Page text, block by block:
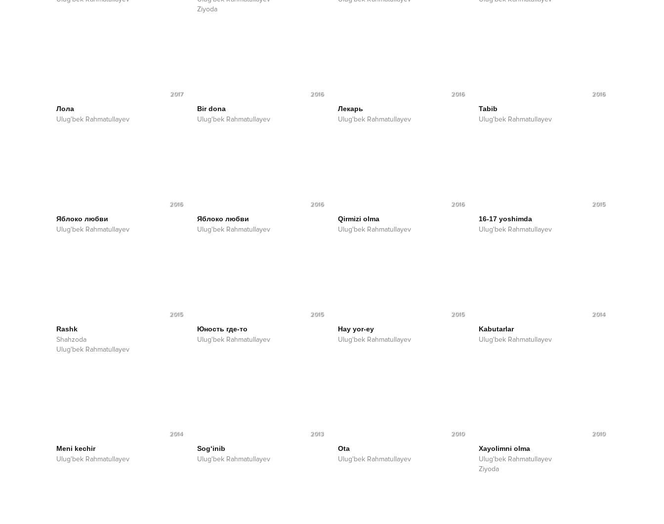
Ziyoda
2017
Лола
Ulug'bek Rahmatullayev
2016
Bir dona
Ulug'bek Rahmatullayev
2016
Лекарь
Ulug'bek Rahmatullayev
2016
Tabib
Ulug'bek Rahmatullayev
2016
Яблоко любви
Ulug'bek Rahmatullayev
2016
Яблоко любви
Ulug'bek Rahmatullayev
2016
Qirmizi olma
Ulug'bek Rahmatullayev
2015
16-17 yoshimda
Ulug'bek Rahmatullayev
2015
Rashk
Shahzoda
Ulug'bek Rahmatullayev
2015
Юность где-то
Ulug'bek Rahmatullayev
2015
Hay yor-ey
Ulug'bek Rahmatullayev
2014
Kabutarlar
Ulug'bek Rahmatullayev
2014
Meni kechir
Ulug'bek Rahmatullayev
2013
Sog‘inib
Ulug'bek Rahmatullayev
2010
Ota
Ulug'bek Rahmatullayev
2010
Xayolimni olma
Ulug'bek Rahmatullayev
Ziyoda